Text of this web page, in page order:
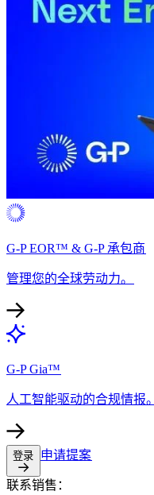
G-P EOR™ & G-P 承包商​​
管理您的全球劳动力。​​
G-P Gia™​​
人工智能驱动的合规情报。​​
登录​​ 申请提案​​
联系销售：​​